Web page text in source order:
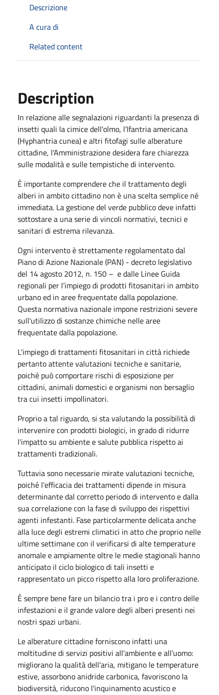
Descrizione
A cura di
Related content
Description
In relazione alle segnalazioni riguardanti la presenza di
insetti quali la cimice dell'olmo, l’Ifantria americana
(Hyphantria cunea) e altri fitofagi sulle alberature
cittadine, l'Amministrazione desidera fare chiarezza
sulle modalità e sulle tempistiche di intervento.
È importante comprendere che il trattamento degli
alberi in ambito cittadino non è una scelta semplice né
immediata. La gestione del verde pubblico deve infatti
sottostare a una serie di vincoli normativi, tecnici e
sanitari di estrema rilevanza.
Ogni intervento è strettamente regolamentato dal
Piano di Azione Nazionale (PAN) - decreto legislativo
del 14 agosto 2012, n. 150 – e dalle Linee Guida
regionali per l’impiego di prodotti fitosanitari in ambito
urbano ed in aree frequentate dalla popolazione.
Questa normativa nazionale impone restrizioni severe
sull'utilizzo di sostanze chimiche nelle aree
frequentate dalla popolazione.
L'impiego di trattamenti fitosanitari in città richiede
pertanto attente valutazioni tecniche e sanitarie,
poiché può comportare rischi di esposizione per
cittadini, animali domestici e organismi non bersaglio
tra cui insetti impollinatori.
Proprio a tal riguardo, si sta valutando la possibilità di
intervenire con prodotti biologici, in grado di ridurre
l'impatto su ambiente e salute pubblica rispetto ai
trattamenti tradizionali.
Tuttavia sono necessarie mirate valutazioni tecniche,
poiché l'efficacia dei trattamenti dipende in misura
determinante dal corretto periodo di intervento e dalla
sua correlazione con la fase di sviluppo dei rispettivi
agenti infestanti. Fase particolarmente delicata anche
alla luce degli estremi climatici in atto che proprio nelle
ultime settimane con il verificarsi di alte temperature
anomale e ampiamente oltre le medie stagionali hanno
anticipato il ciclo biologico di tali insetti e
rappresentato un picco rispetto alla loro proliferazione.
È sempre bene fare un bilancio tra i pro e i contro delle
infestazioni e il grande valore degli alberi presenti nei
nostri spazi urbani.
Le alberature cittadine forniscono infatti una
moltitudine di servizi positivi all'ambiente e all'uomo:
migliorano la qualità dell'aria, mitigano le temperature
estive, assorbono anidride carbonica, favoriscono la
biodiversità, riducono l'inquinamento acustico e